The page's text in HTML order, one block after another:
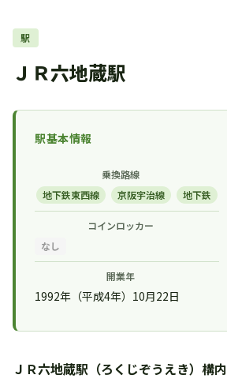
駅
ＪＲ六地蔵駅
駅基本情報
乗換路線
地下鉄東西線
京阪宇治線 地下鉄
コインロッカー
なし
開業年
1992年（平成4年）10月22日
ＪＲ六地蔵駅（ろくじぞうえき）構